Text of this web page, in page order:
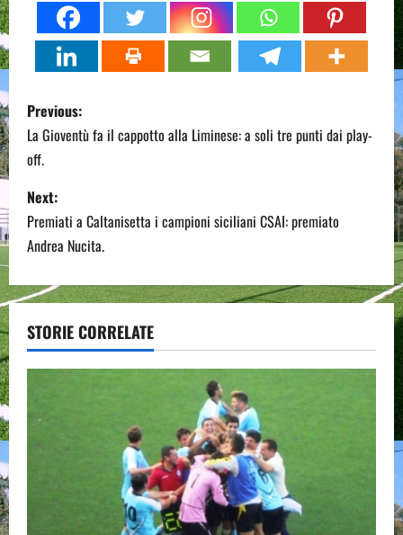
P
o
s
t
n
a
v
i
g
a
Previous:
La Gioventù fa il cappotto alla Liminese: a soli tre punti dai play-
off.
Next:
Premiati a Caltanisetta i campioni siciliani CSAI: premiato
Andrea Nucita.
STORIE CORRELATE